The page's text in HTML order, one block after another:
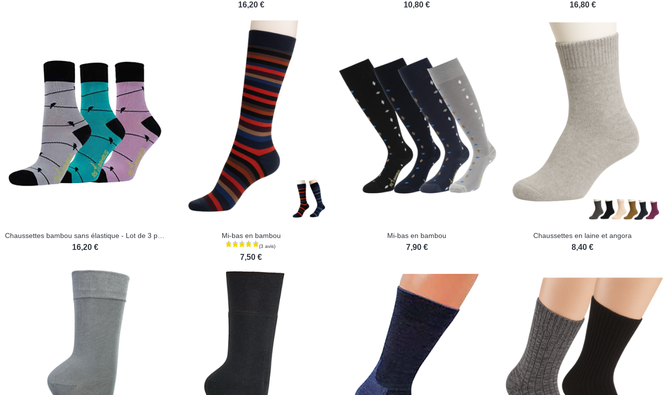
(4 avis)
16,20 € 10,80 € 16,80 €
16,20 €
Mi-bas en bambou
7,50 €
Mi-bas en bambou
7,90 €
Chaussettes en laine et angora
8,40 €